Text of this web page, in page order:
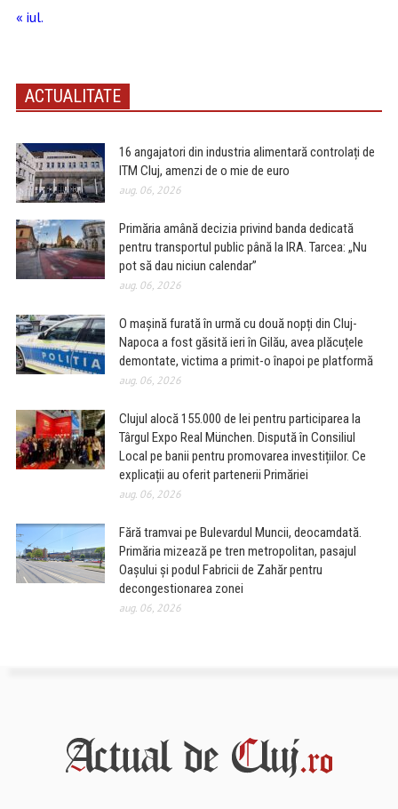
« iul.
ACTUALITATE
16 angajatori din industria alimentară controlați de
ITM Cluj, amenzi de o mie de euro
aug. 06, 2026
Primăria amână decizia privind banda dedicată
pentru transportul public până la IRA. Tarcea: „Nu
pot să dau niciun calendar”
aug. 06, 2026
O mașină furată în urmă cu două nopți din Cluj-
Napoca a fost găsită ieri în Gilău, avea plăcuțele
demontate, victima a primit-o înapoi pe platformă
aug. 06, 2026
Clujul alocă 155.000 de lei pentru participarea la
Târgul Expo Real München. Dispută în Consiliul
Local pe banii pentru promovarea investițiilor. Ce
explicații au oferit partenerii Primăriei
aug. 06, 2026
Fără tramvai pe Bulevardul Muncii, deocamdată.
Primăria mizează pe tren metropolitan, pasajul
Oașului și podul Fabricii de Zahăr pentru
decongestionarea zonei
aug. 06, 2026